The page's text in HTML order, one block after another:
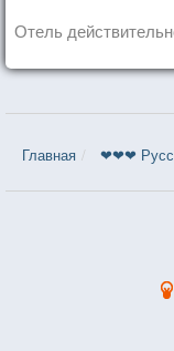
Отель
Главная ❤❤❤